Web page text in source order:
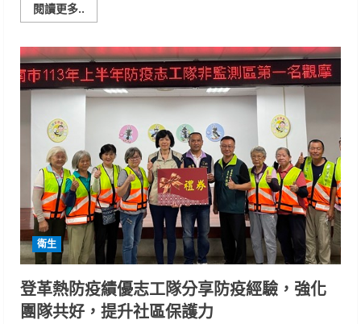
閱讀更多..
more
帶
低
壓
將
增
強
風，
臺
南
區
農
改
場
籲
農
友
加
強
防
災
準
備
衛生
登革熱防疫績優志工隊分享防疫經驗，強化
團隊共好，提升社區保護力